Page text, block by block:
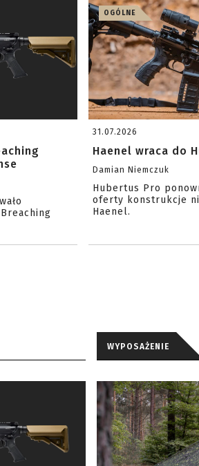
OGÓLNE
31.07.2026
Haenel wraca do
Damian Niemczuk
Hubertus Pro
oferty konstrukcje
Haenel.
WYPOSAŻENIE